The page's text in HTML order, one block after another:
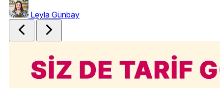
Leyla Günbay